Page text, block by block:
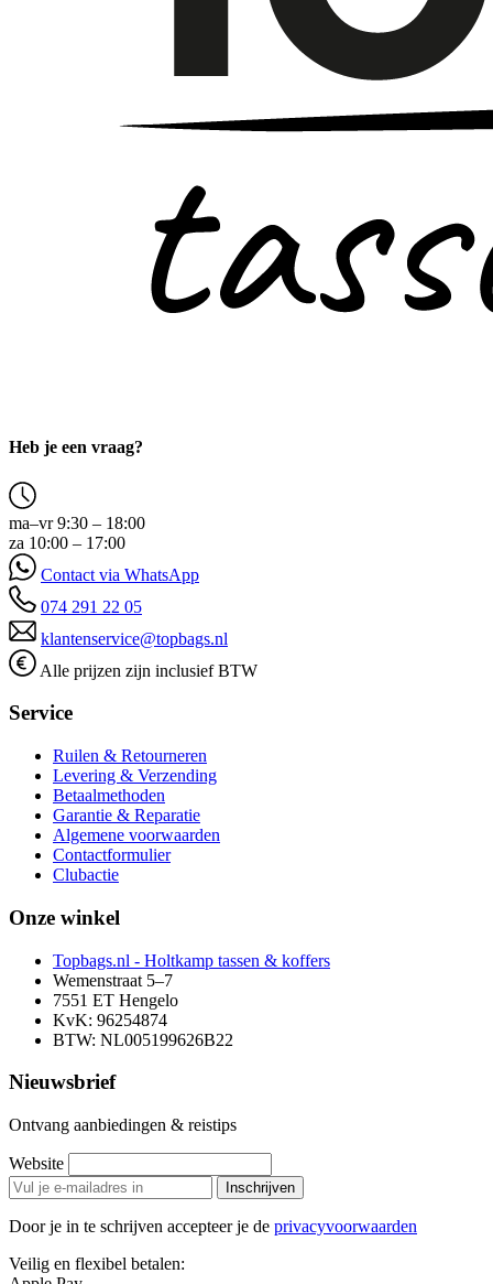
Heb je een vraag?
ma–vr 9:30 – 18:00
za 10:00 – 17:00
Contact via WhatsApp
074 291 22 05
klantenservice@topbags.nl
Alle prijzen zijn inclusief BTW
Service
Ruilen & Retourneren
Levering & Verzending
Betaalmethoden
Garantie & Reparatie
Algemene voorwaarden
Contactformulier
Clubactie
Onze winkel
Topbags.nl - Holtkamp tassen & koffers
Wemenstraat 5–7
7551 ET Hengelo
KvK: 96254874
BTW: NL005199626B22
Nieuwsbrief
Ontvang aanbiedingen & reistips
Website
Inschrijven
Door je in te schrijven accepteer je de privacyvoorwaarden
Veilig en flexibel betalen: